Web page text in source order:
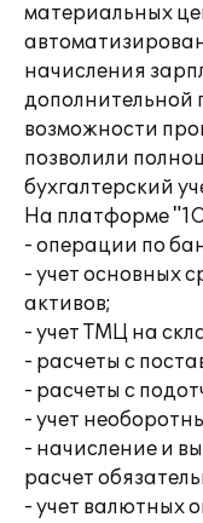
материальных
начисления
возможности
позволили
бухгалтерский
На платформе
- операции по
- учет основных
активов;
- учет ТМЦ на
- расчеты с
- расчеты с
- учет
- начисление и
расчет
- учет валютных